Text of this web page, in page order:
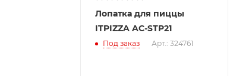
Лопатка для пиццы
ITPIZZA AC-STP21
Под заказ Арт.: 324761